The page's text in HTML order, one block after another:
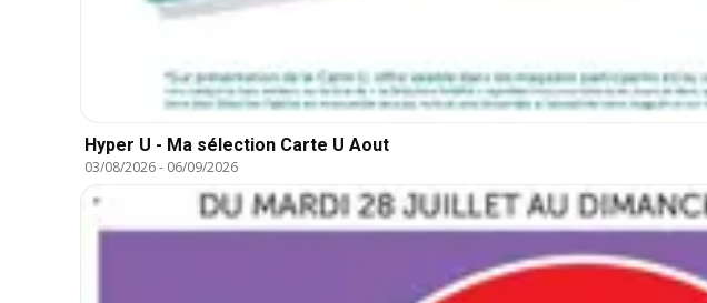
Hyper U - Ma sélection Carte U Aout
03/08/2026- 06/09/2026